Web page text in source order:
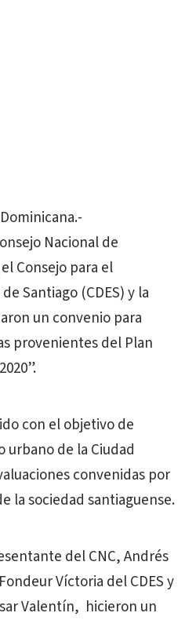
Nacional de
Consejo para el
Santiago (CDES) y la
un convenio para
provenientes del Plan
con el objetivo de
de la Ciudad
convenidas por
la sociedad santiaguense.
del CNC, Andrés
Víctoria del CDES y
Valentín, hicieron un